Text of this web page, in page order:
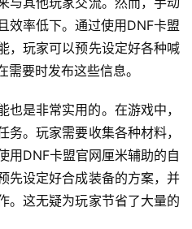
效率低下。通过使用DNF卡盟
，玩家可以预先设定好各种喊
要时发布这些信息。
也是非常实用的。在游戏中，
。玩家需要收集各种材料，
用DNF卡盟官网厘米辅助的自
先设定好合成装备的方案，并
。这无疑为玩家节省了大量的